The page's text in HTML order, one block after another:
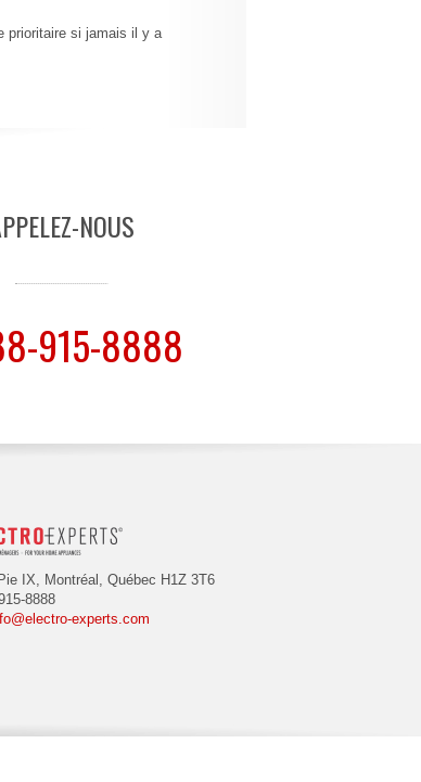
prioritaire si jamais il y a
NOUS
915-8888
IX, Montréal, Québec H1Z 3T6
8888
experts.com